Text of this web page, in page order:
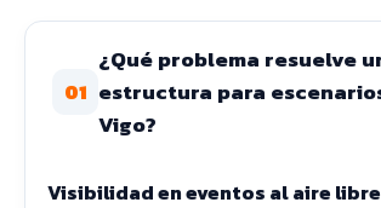
01
¿Qué problema resuelve
estructura para
Vigo?
Visibilidad en eventos al aire libre